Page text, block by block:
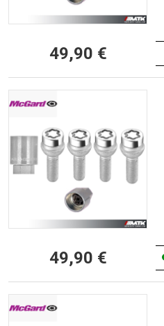
49,90 €
49,90 €